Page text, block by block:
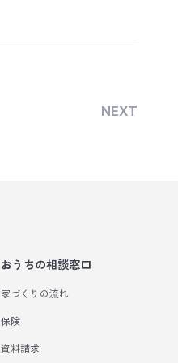
NEXT
おうちの相談窓口
家づくりの流れ
保険
資料請求